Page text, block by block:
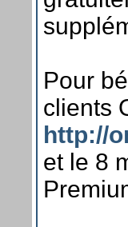
Pour
clients
http://
et le 8